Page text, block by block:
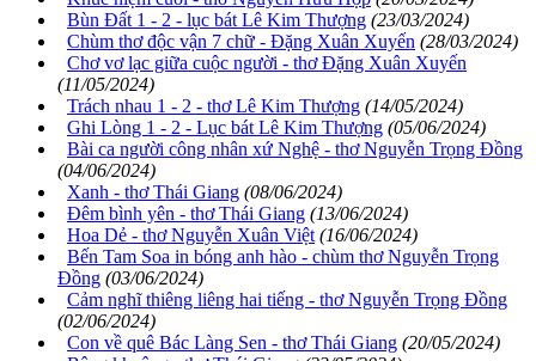
Bùn Đất 1 - 2 - lục bát Lê Kim Thượng (23/03/2024)
Chùm thơ độc vận 7 chữ - Đặng Xuân Xuyến (28/03/2024)
Chơ vơ lạc giữa cuộc người - thơ Đặng Xuân Xuyến
(11/05/2024)
Trách nhau 1 - 2 - thơ Lê Kim Thượng (14/05/2024)
Ghi Lòng 1 - 2 - Lục bát Lê Kim Thượng (05/06/2024)
Bài ca người công nhân xứ Nghệ - thơ Nguyễn Trọng Đồng
(04/06/2024)
Xanh - thơ Thái Giang (08/06/2024)
Đêm bình yên - thơ Thái Giang (13/06/2024)
Hoa Dẻ - thơ Nguyễn Xuân Việt (16/06/2024)
Bến Tam Soa in bóng anh hào - chùm thơ Nguyễn Trọng
Đồng (03/06/2024)
Cảm nghĩ thiêng liêng hai tiếng - thơ Nguyễn Trọng Đồng
(02/06/2024)
Con về quê Bác Làng Sen - thơ Thái Giang (20/05/2024)